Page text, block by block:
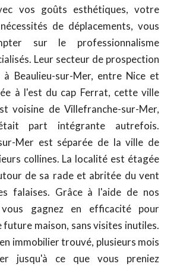
vos goûts esthétiques, votre
de déplacements, vous
sur le professionnalisme
Leur secteur de prospection
à Beaulieu-sur-Mer, entre Nice et
à l'est du cap Ferrat, cette ville
voisine de Villefranche-sur-Mer,
part intégrante autrefois.
Mer est séparée de la ville de
collines. La localité est étagée
de sa rade et abritée du vent
falaises. Grâce à l'aide de nos
vous gagnez en efficacité pour
maison, sans visites inutiles.
immobilier trouvé, plusieurs mois
jusqu'à ce que vous preniez